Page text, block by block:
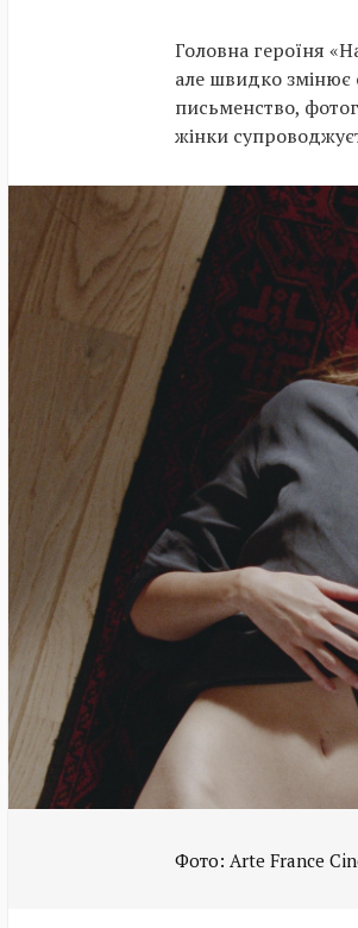
Головна героїня
але швидко змінює
письменство,
жінки
Фото: Arte France